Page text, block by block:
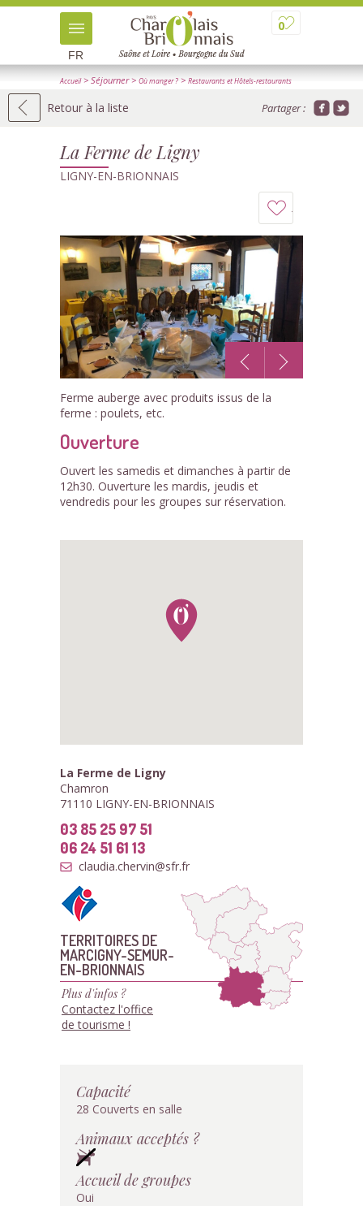
0
FR
Accueil> Séjourner> Où manger ? > Restaurants et Hôtels-restaurants
Retour à la liste Partager :
La Ferme de Ligny
LIGNY-EN-BRIONNAIS
à
carnet
1 /1
Ferme auberge avec produits issus de la
ferme : poulets, etc.
Ouverture
Ouvert les samedis et dimanches à partir de
12h30. Ouverture les mardis, jeudis et
vendredis pour les groupes sur réservation.
La Ferme de Ligny
Chamron
71110 LIGNY-EN-BRIONNAIS
03 85 25 97 51
06 24 51 61 13
claudia.chervin@sfr.fr
TERRITOIRES DE
MARCIGNY-SEMUR-
EN-BRIONNAIS
Plus d'infos ?
Contactez l'office
de tourisme !
Capacité
28 Couverts en salle
Animaux acceptés ?
Accueil de groupes
Oui